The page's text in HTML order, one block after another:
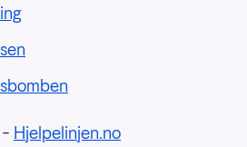
– Hjelpelinjen.no